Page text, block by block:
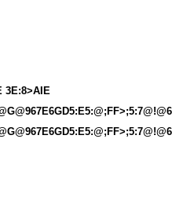
3E:8>AIE